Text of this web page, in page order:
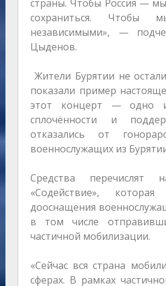
страны. Чтобы Россия —
сохраниться. Чтобы
независимыми», —
Цыденов.
Жители Бурятии не
показали пример
этот концерт — одно
сплочённости и
отказались от
военнослужащих из
Средства
«Содействие»,
дооснащения
в том числе
частичной мобилизации.
«Сейчас вся страна
сферах. В рамках